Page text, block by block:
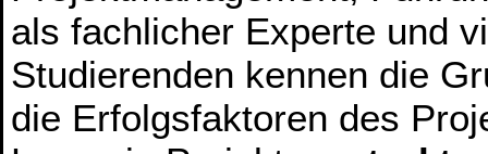
als fachlicher Experte und
Studierenden kennen die
die Erfolgsfaktoren des